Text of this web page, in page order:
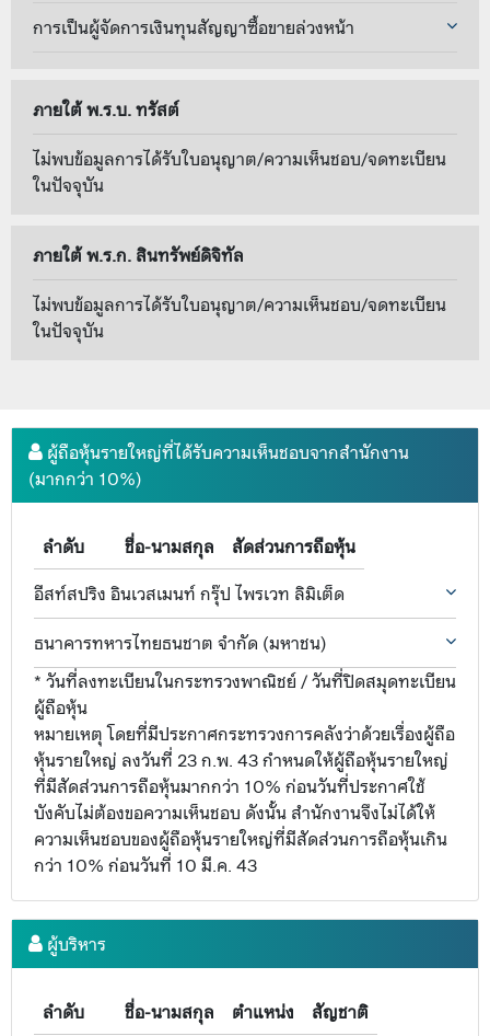
การเป็นผู้จัดการเงินทุนสัญญาซื้อขายล่วงหน้า
ภายใต้ พ.ร.บ. ทรัสต์
ไม่พบข้อมูลการได้รับใบอนุญาต/ความเห็นชอบ/จดทะเบียน
ในปัจจุบัน
ภายใต้ พ.ร.ก. สินทรัพย์ดิจิทัล
ไม่พบข้อมูลการได้รับใบอนุญาต/ความเห็นชอบ/จดทะเบียน
ในปัจจุบัน
ผู้ถือหุ้นรายใหญ่ที่ได้รับความเห็นชอบจากสำนักงาน
(มากกว่า 10%)
ลำดับ ชื่อ-นามสกุล
สัดส่วนการถือหุ้น
อีสท์สปริง อินเวสเมนท์ กรุ๊ป ไพรเวท ลิมิเต็ด
ธนาคารทหารไทยธนชาต จำกัด (มหาชน)
* วันที่ลงทะเบียนในกระทรวงพาณิชย์ / วันที่ปิดสมุดทะเบียน
ผู้ถือหุ้น
หมายเหตุ โดยที่มีประกาศกระทรวงการคลังว่าด้วยเรื่องผู้ถือ
หุ้นรายใหญ่ ลงวันที่ 23 ก.พ. 43 กำหนดให้ผู้ถือหุ้นรายใหญ่
ที่มีสัดส่วนการถือหุ้นมากกว่า 10% ก่อนวันที่ประกาศใช้
บังคับไม่ต้องขอความเห็นชอบ ดังนั้น สำนักงานจึงไม่ได้ให้
ความเห็นชอบของผู้ถือหุ้นรายใหญ่ที่มีสัดส่วนการถือหุ้นเกิน
กว่า 10% ก่อนวันที่ 10 มี.ค. 43
ผู้บริหาร
ลำดับ ชื่อ-นามสกุล ตำแหน่ง สัญชาติ